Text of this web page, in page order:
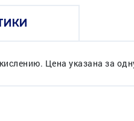
Цена указана за